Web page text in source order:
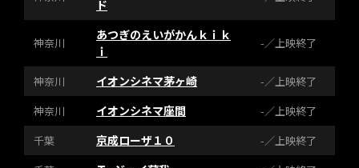
ド
神奈川
あつぎのえいがかんｋｉｋ
ｉ
-／上映終了
神奈川 イオンシネマ茅ヶ崎
-／上映終了
神奈川
イオンシネマ座間
-／上映終了
千葉
京成ローザ１０
-／上映終了